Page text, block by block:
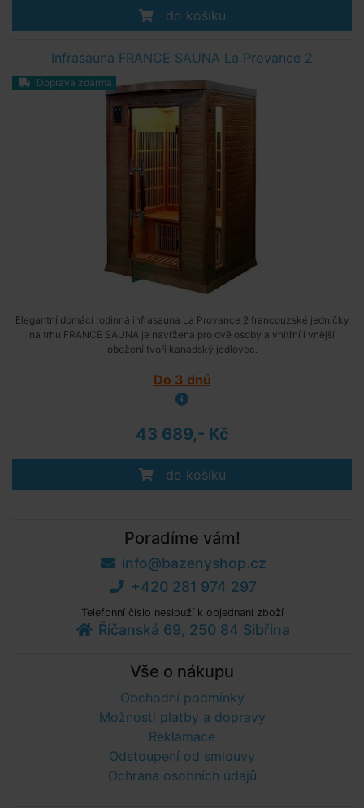
do košíku
Infrasauna FRANCE SAUNA La Provance 2
Doprava zdarma
Elegantní domácí rodinná infrasauna La Provance 2 francouzské jedničky
na trhu FRANCE SAUNA je navržena pro dvě osoby a vnitřní i vnější
obožení tvoří kanadský jedlovec.
Do 3 dnů
43 689,- Kč
do košíku
Poradíme vám!
info@bazenyshop.cz
+420 281 974 297
Telefonní číslo neslouží k objednaní zboží
Říčanská 69, 250 84 Sibřina
Vše o nákupu
Obchodní podmínky
Možnosti platby a dopravy
Reklamace
Odstoupení od smlouvy
Ochrana osobních údajů